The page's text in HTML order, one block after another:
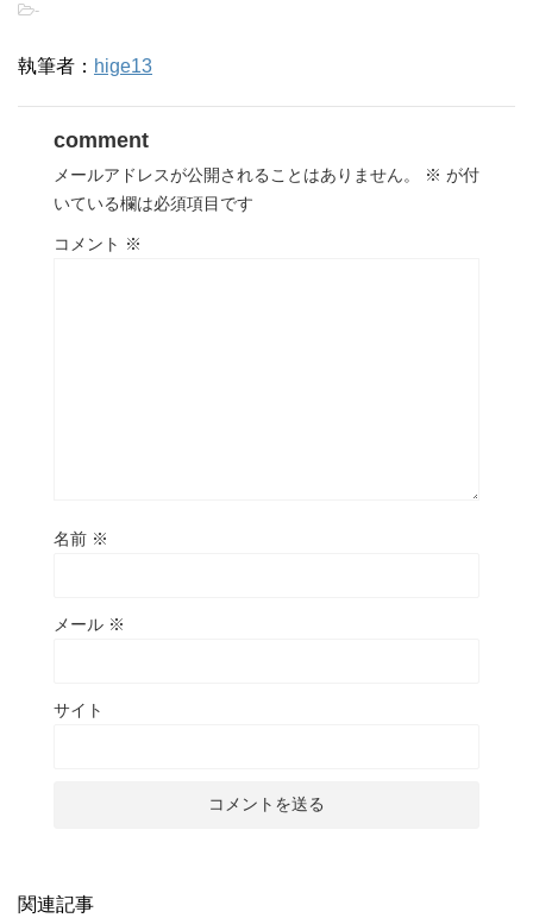
-
執筆者： hige13
comment
メールアドレスが公開されることはありません。 ※ が付
いている欄は必須項目です
コメント ※
名前 ※
メール ※
サイト
関連記事